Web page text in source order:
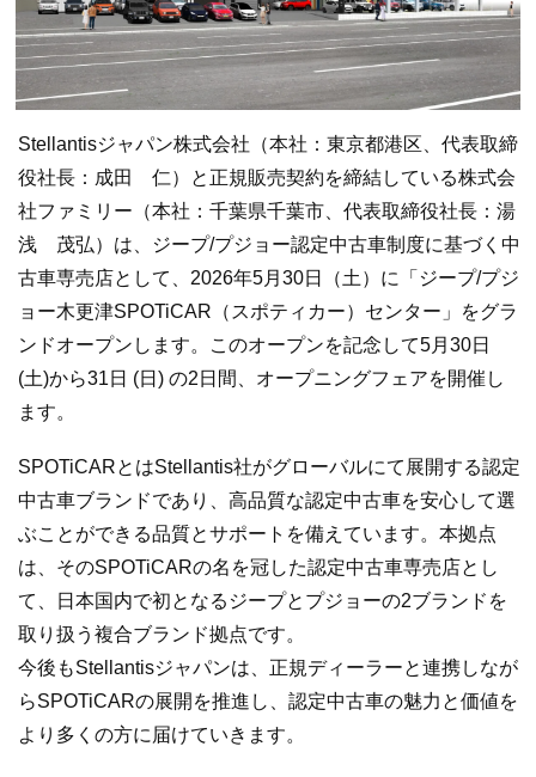
Stellantisジャパン株式会社（本社：東京都港区、代表取締
役社⻑：成田 仁）と正規販売契約を締結している株式会
社ファミリー（本社：千葉県千葉市、代表取締役社長：湯
浅 茂弘）は、ジープ/プジョー認定中古車制度に基づく中
古車専売店として、2026年5⽉30⽇（土）に「ジープ/プジ
ョー木更津SPOTiCAR（スポティカー）センター」をグラ
ンドオープンします。このオープンを記念して5⽉30⽇
(土)から31⽇ (日) の2日間、オープニングフェアを開催し
ます。
SPOTiCARとはStellantis社がグローバルにて展開する認定
中古車ブランドであり、高品質な認定中古車を安心して選
ぶことができる品質とサポートを備えています。本拠点
は、そのSPOTiCARの名を冠した認定中古車専売店とし
て、日本国内で初となるジープとプジョーの2ブランドを
取り扱う複合ブランド拠点です。
今後もStellantisジャパンは、正規ディーラーと連携しなが
らSPOTiCARの展開を推進し、認定中古車の魅力と価値を
より多くの方に届けていきます。